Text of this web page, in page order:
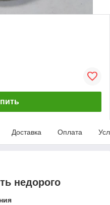
Доставка Оплата
недорого